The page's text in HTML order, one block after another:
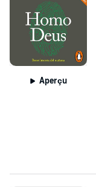
Aperçu